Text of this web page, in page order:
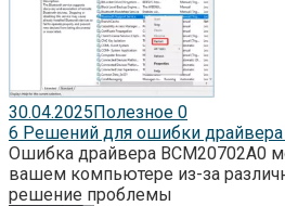
30.04.2025Полезное 0
6 Решений для ошибки драйвера
Ошибка драйвера BCM20702A0
вашем компьютере из-за
решение проблемы